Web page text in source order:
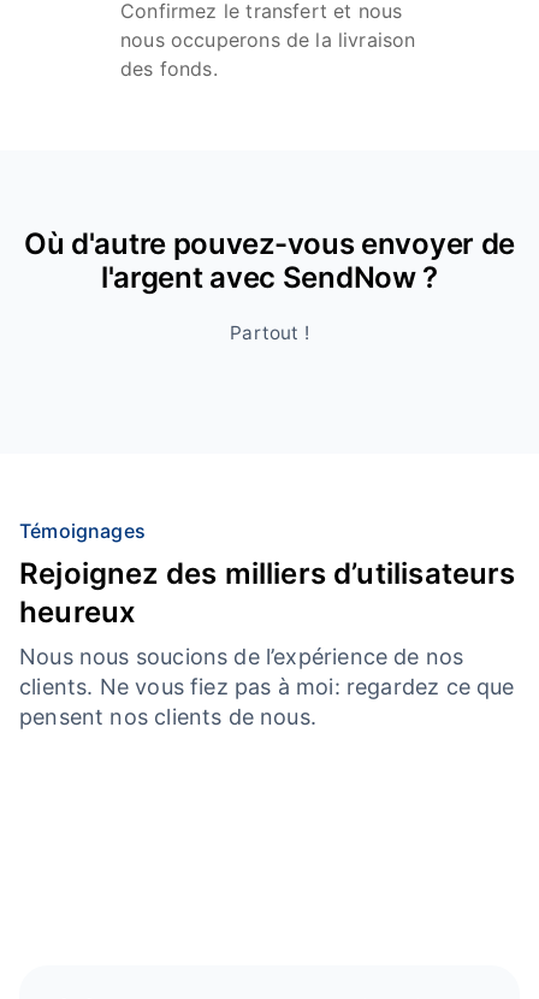
Confirmez le transfert et nous
nous occuperons de la livraison
des fonds.
Où d'autre pouvez-vous envoyer de
l'argent avec SendNow ?
Partout !
Témoignages
Rejoignez des milliers d’utilisateurs
heureux
Nous nous soucions de l’expérience de nos
clients. Ne vous fiez pas à moi: regardez ce que
pensent nos clients de nous.